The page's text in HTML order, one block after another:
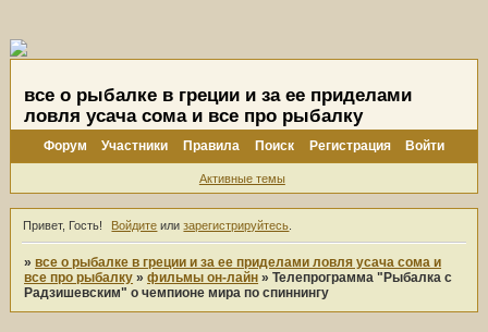
все о рыбалке в греции и за ее приделами
ловля усача сома и все про рыбалку
Форум Участники Правила Поиск Регистрация Войти
Активные темы
Привет, Гость! Войдите илизарегистрируйтесь
»все о рыбалке в греции и за ее приделами ловля усача сома и
все про рыбалку »фильмы он-лайн »Телепрограмма "Рыбалка с
Радзишевским" о чемпионе мира по спиннингу